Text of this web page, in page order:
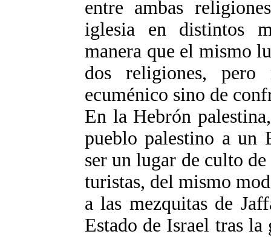
entre ambas
iglesia en distintos
manera que el mismo
dos religiones, pero
ecuménico sino de
En la Hebrón
pueblo palestino a un
ser un lugar de culto
turistas, del mismo
a las mezquitas de
Estado de Israel tras